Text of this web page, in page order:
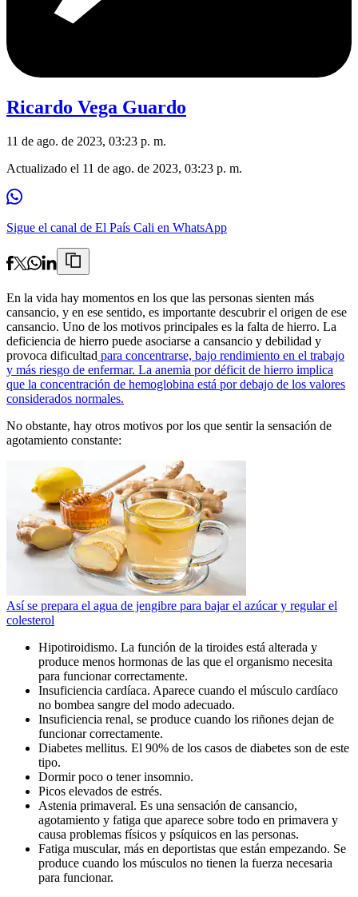
Ricardo Vega Guardo
11 de ago. de 2023, 03:23 p. m.
Actualizado el 11 de ago. de 2023, 03:23 p. m.
Sigue el canal de El País Cali en WhatsApp
En la vida hay momentos en los que las personas sienten más
cansancio, y en ese sentido, es importante descubrir el origen de ese
cansancio. Uno de los motivos principales es la falta de hierro. La
deficiencia de hierro puede asociarse a cansancio y debilidad y
provoca dificultad para concentrarse, bajo rendimiento en el trabajo
y más riesgo de enfermar. La anemia por déficit de hierro implica
que la concentración de hemoglobina está por debajo de los valores
considerados normales.
No obstante, hay otros motivos por los que sentir la sensación de
agotamiento constante:
Así se prepara el agua de jengibre para bajar el azúcar y regular el
colesterol
Hipotiroidismo. La función de la tiroides está alterada y
produce menos hormonas de las que el organismo necesita
para funcionar correctamente.
Insuficiencia cardíaca. Aparece cuando el músculo cardíaco
no bombea sangre del modo adecuado.
Insuficiencia renal, se produce cuando los riñones dejan de
funcionar correctamente.
Diabetes mellitus. El 90% de los casos de diabetes son de este
tipo.
Dormir poco o tener insomnio.
Picos elevados de estrés.
Astenia primaveral. Es una sensación de cansancio,
agotamiento y fatiga que aparece sobre todo en primavera y
causa problemas físicos y psíquicos en las personas.
Fatiga muscular, más en deportistas que están empezando. Se
produce cuando los músculos no tienen la fuerza necesaria
para funcionar.